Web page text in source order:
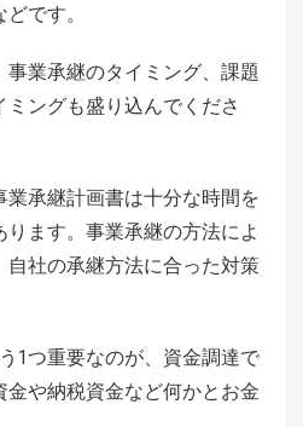
です。
業承継のタイミング、課題
ングも盛り込んでくださ
承継計画書は十分な時間を
ます。事業承継の方法によ
自社の承継方法に合った対策
1つ重要なのが、資金調達で
や納税資金など何かとお金